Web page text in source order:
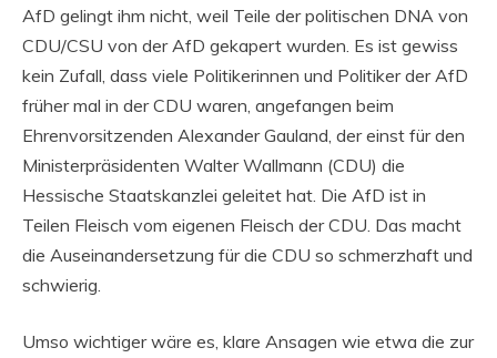
AfD gelingt ihm nicht, weil Teile der politischen DNA von
CDU/CSU von der AfD gekapert wurden. Es ist gewiss
kein Zufall, dass viele Politikerinnen und Politiker der AfD
früher mal in der CDU waren, angefangen beim
Ehrenvorsitzenden Alexander Gauland, der einst für den
Ministerpräsidenten Walter Wallmann (CDU) die
Hessische Staatskanzlei geleitet hat. Die AfD ist in
Teilen Fleisch vom eigenen Fleisch der CDU. Das macht
die Auseinandersetzung für die CDU so schmerzhaft und
schwierig.
Umso wichtiger wäre es, klare Ansagen wie etwa die zur